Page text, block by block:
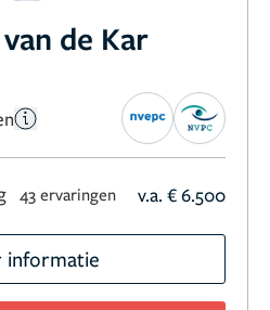
de Kar
43 ervaringen v.a. € 6.500
informatie